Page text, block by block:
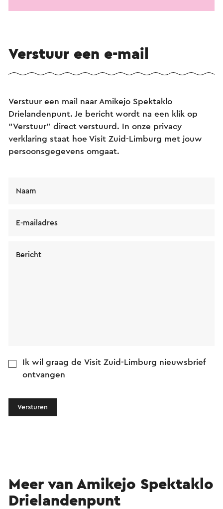
Verstuur een e-mail
Verstuur een mail naar Amikejo Spektaklo
Drielandenpunt. Je bericht wordt na een klik op
“Verstuur” direct verstuurd. In onze privacy
verklaring staat hoe Visit Zuid-Limburg met jouw
persoonsgegevens omgaat.
Naam
E-mailadres
Bericht
Ik wil graag de Visit Zuid-Limburg nieuwsbrief
ontvangen
Versturen
Meer van Amikejo Spektaklo
Drielandenpunt